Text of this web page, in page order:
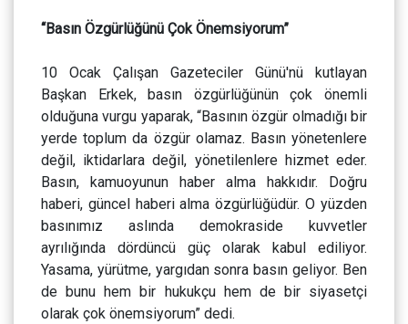
“Basın Özgürlüğünü Çok Önemsiyorum”
10 Ocak Çalışan Gazeteciler Günü'nü kutlayan
Başkan Erkek, basın özgürlüğünün çok önemli
olduğuna vurgu yaparak, “Basının özgür olmadığı bir
yerde toplum da özgür olamaz. Basın yönetenlere
değil, iktidarlara değil, yönetilenlere hizmet eder.
Basın, kamuoyunun haber alma hakkıdır. Doğru
haberi, güncel haberi alma özgürlüğüdür. O yüzden
basınımız aslında demokraside kuvvetler
ayrılığında dördüncü güç olarak kabul ediliyor.
Yasama, yürütme, yargıdan sonra basın geliyor. Ben
de bunu hem bir hukukçu hem de bir siyasetçi
olarak çok önemsiyorum” dedi.